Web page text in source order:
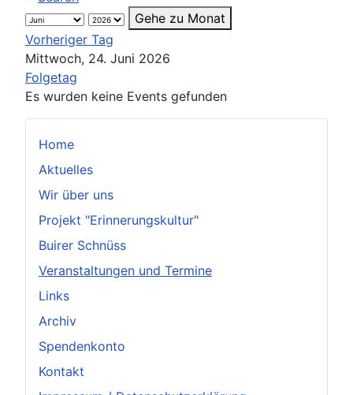
Home
Aktuelles
Wir über uns
Projekt "Erinnerungskultur"
Buirer Schnüss
Veranstaltungen und Termine
Links
Archiv
Spendenkonto
Kontakt
Gehe zu Monat
Vorheriger Tag
Mittwoch, 24. Juni 2026
Folgetag
Es wurden keine Events gefunden